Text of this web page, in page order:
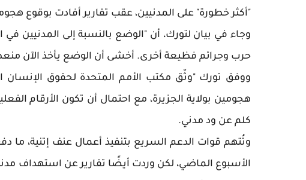
"أكثر خطورة" على المدنيين، عقب تقارير أفادت بوقوع
وجاء في بيان لتورك، أن "الوضع بالنسبة إلى المدنيين
حرب وجرائم فظيعة أخرى. أخشى أن الوضع يأخذ الآن
كلم عن ود مدني.
وتُتهم قوات الدعم السريع بتنفيذ أعمال عنف إتنية، ما
الأسبوع الماضي، لكن وردت أيضًا تقارير عن استهداف